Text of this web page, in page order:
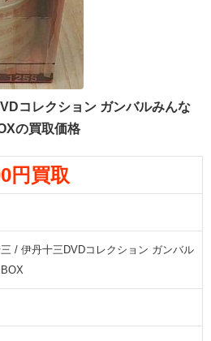
コレクション ガンバルみんな
の買取価格
円買取
/ 伊丹十三DVDコレクション ガンバル